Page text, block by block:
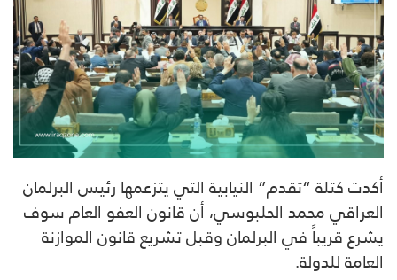
أكدت كتلة “تقدم” النيابية التي يتزعمها رئيس البرلمان
العراقي محمد الحلبوسي، أن قانون العفو العام سوف
يشرع قريباً في البرلمان وقبل تشريع قانون الموازنة
العامة للدولة.